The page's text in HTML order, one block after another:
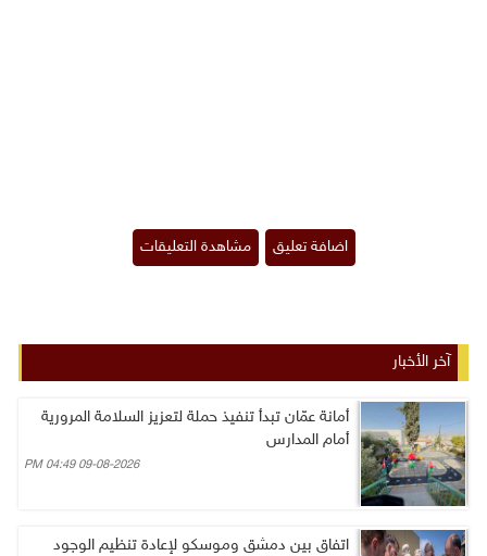
آخر الأخبار
أمانة عمّان تبدأ تنفيذ حملة لتعزيز السلامة المرورية
أمام المدارس
09-08-2026 04:49 PM
اتفاق بين دمشق وموسكو لإعادة تنظيم الوجود